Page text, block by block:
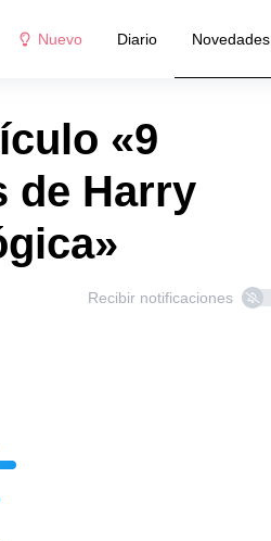
Nuevo Diario Novedades
«9
de Harry
Recibir notificaciones